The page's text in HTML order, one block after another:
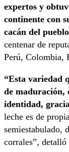
expertos y
continente con
cacán del
centenar de
Perú, Colombia,
“Esta variedad
de maduración,
identidad,
leche es de
semiestabulado,
corrales”,